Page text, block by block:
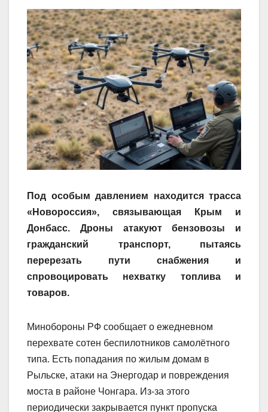
Под особым давлением находится трасса
«Новороссия», связывающая Крым и
Донбасс. Дроны атакуют бензовозы и
гражданский транспорт, пытаясь
перерезать пути снабжения и
спровоцировать нехватку топлива и
товаров.
Минобороны РФ сообщает о ежедневном
перехвате сотен беспилотников самолётного
типа. Есть попадания по жилым домам в
Рыльске, атаки на Энергодар и повреждения
моста в районе Чонгара. Из-за этого
периодически закрывается пункт пропуска